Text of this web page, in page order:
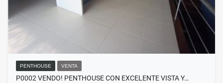
PENTHOUSE VENTA
P0002 VENDO! PENTHOUSE CON EXCELENTE VISTA Y…